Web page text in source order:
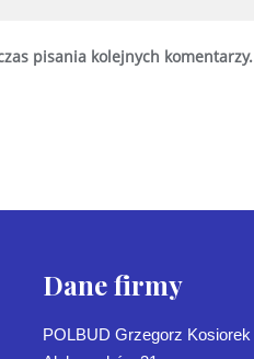
pisania kolejnych komentarzy.
Dane firmy
POLBUD Grzegorz Kosiorek